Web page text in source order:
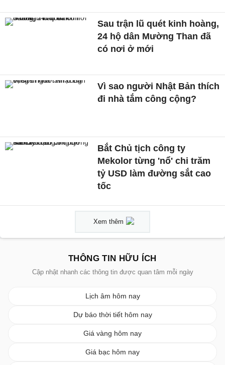
Sau trận lũ quét kinh hoàng,
24 hộ dân Mường Than đã
có nơi ở mới
Vì sao người Nhật Bản thích
đi nhà tắm công cộng?
Bắt Chủ tịch công ty
Mekolor từng 'nổ' chi trăm
tỷ USD làm đường sắt cao
tốc
Xem thêm
THÔNG TIN HỮU ÍCH
Cập nhật nhanh các thông tin được quan tâm mỗi ngày
Lịch âm hôm nay
Dự báo thời tiết hôm nay
Giá vàng hôm nay
Giá bạc hôm nay